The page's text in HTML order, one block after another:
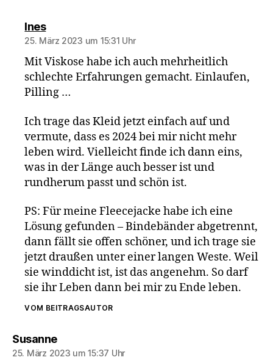
Inessagt:
25. März 2023 um 15:31 Uhr
Mit Viskose habe ich auch mehrheitlich
schlechte Erfahrungen gemacht. Einlaufen,
Pilling …
Ich trage das Kleid jetzt einfach auf und
vermute, dass es 2024 bei mir nicht mehr
leben wird. Vielleicht finde ich dann eins,
was in der Länge auch besser ist und
rundherum passt und schön ist.
PS: Für meine Fleecejacke habe ich eine
Lösung gefunden – Bindebänder abgetrennt,
dann fällt sie offen schöner, und ich trage sie
jetzt draußen unter einer langen Weste. Weil
sie winddicht ist, ist das angenehm. So darf
sie ihr Leben dann bei mir zu Ende leben.
VOM BEITRAGSAUTOR
Susannesagt:
25. März 2023 um 15:37 Uhr